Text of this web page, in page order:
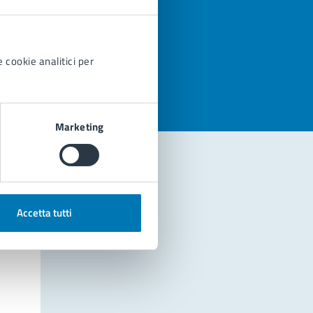
cookie analitici per
Marketing
Accetta tutti